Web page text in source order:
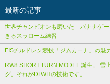
最新の記事
世界チャンピオンも磨いた「バナナゲ
きるスラローム練習
FISチルドレン競技「ジムカーナ」の魅
RW8 SHORT TURN MODEL 誕生。 雪
グ。それがDLWHの技術です。